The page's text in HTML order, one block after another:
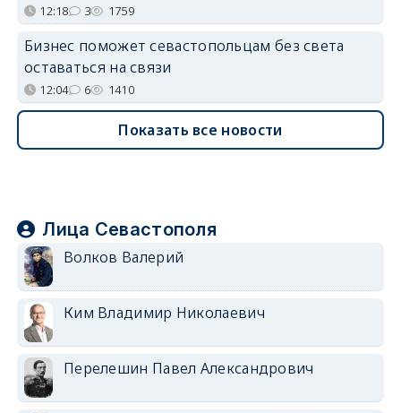
12:18 3 1759
Бизнес поможет севастопольцам без света
оставаться на связи
12:04 6 1410
Показать все новости
Лица Севастополя
Волков Валерий
Ким Владимир Николаевич
Перелешин Павел Александрович